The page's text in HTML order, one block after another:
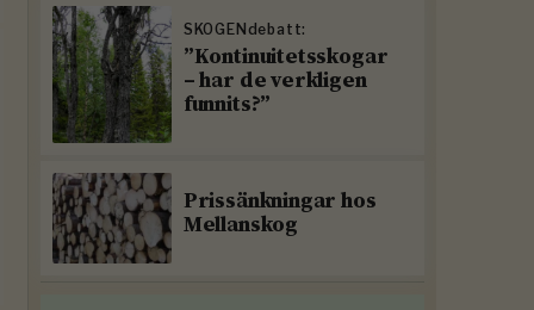
SKOGENdebatt:
”Kontinuitetsskogar
– har de verkligen
funnits?”
Prissänkningar hos
Mellanskog